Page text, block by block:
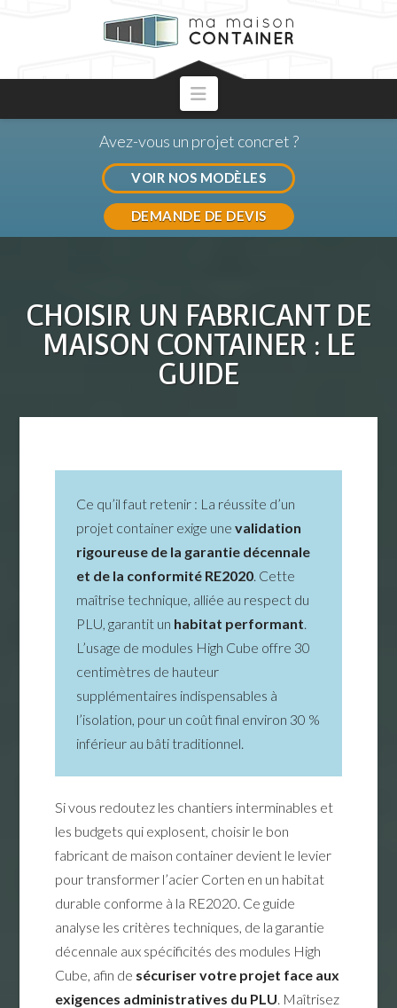
Navigation
Avez-vous un projet concret ?
VOIR NOS MODÈLES
DEMANDE DE DEVIS
CHOISIR UN FABRICANT DE
MAISON CONTAINER : LE
GUIDE
Ce qu’il faut retenir : La réussite d’un
projet container exige unevalidation
rigoureuse de la garantie décennale
et de la conformité RE2020 . Cette
maîtrise technique, alliée au respect du
PLU, garantit un habitat performant
L’usage de modules High Cube offre 30
centimètres de hauteur
supplémentaires indispensables à
l’isolation, pour un coût final environ 30 %
inférieur au bâti traditionnel.
Si vous redoutez les chantiers interminables et
les budgets qui explosent, choisir le bon
fabricant de maison container devient le levier
pour transformer l’acier Corten en un habitat
durable conforme à la RE2020. Ce guide
analyse les critères techniques, de la garantie
décennale aux spécificités des modules High
Cube, afin de sécuriser votre projet face aux
exigences administratives du PLU . Maîtrisez